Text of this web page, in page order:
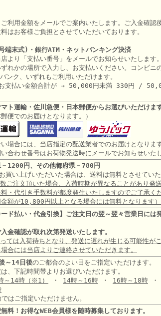
利用金額をメールでご案内いたします。ご入金確認
はお客様ご負担とさせていただいております。
端末式)・銀行ATM・ネットバンキング決済
より「支払い番号」をメールでお知らせいたします
れかの場所で入力し、お支払いください。コンビニ
ンク、いずれもご利用いただけます。
お支払い金額合計が → 50,000円未満 330円 /
マト運輸・佐川急便・日本郵便からお選びいただけます
郵便でのお届けとなります。）
場合には、当店指定の配送業者でのお届けとなります
合わせ番号はお荷物発送時にメールでお知らせいた
1200円、その他都府県－780円
い上げいただいた場合は、送料は無料とさせていた
ご注文頂いた場合、入荷時期が異なることがあり発
・代引き手数料が都度発生いたしますのでご了承く
額が10,800円以上となる場合には無料となります）
ード払い・代金引換】ご注文日の翌～翌々営業日には
入金確認が取れ次第発送いたします。
ては入荷待ちとなり、発送に遅れが生じる可能性がご
合には当店よりご連絡させていただきます。
～14日後のご都合のよい日をご指定いただけます。
、下記時間帯よりお選びいただけます。
～14時 （※1） ・ 14時～16時 ・ 16時～18時 ・
はご指定いただけません。
料！お得なWEB会員様を随時募集しております。